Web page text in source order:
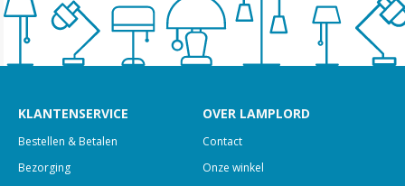
KLANTENSERVICE
Bestellen & Betalen
Bezorging
OVER LAMPLORD
Contact
Onze winkel